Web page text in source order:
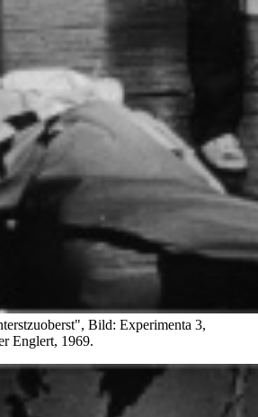
Bild: Experimenta 3,
Englert, 1969.